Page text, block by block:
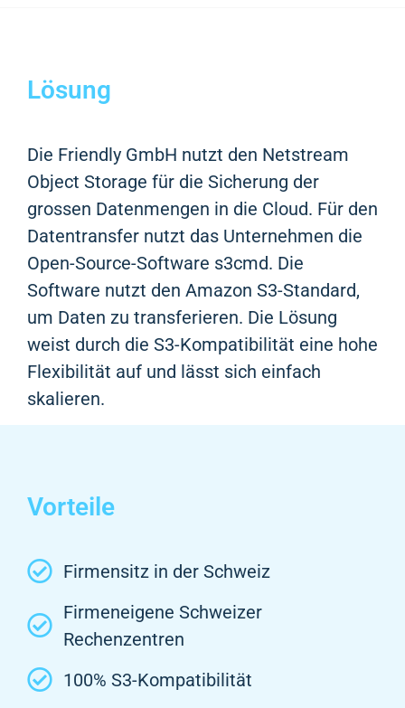
Lösung
Die Friendly GmbH nutzt den Netstream
Object Storage für die Sicherung der
grossen Datenmengen in die Cloud. Für den
Datentransfer nutzt das Unternehmen die
Open-Source-Software s3cmd. Die
Software nutzt den Amazon S3-Standard,
um Daten zu transferieren. Die Lösung
weist durch die S3-Kompatibilität eine hohe
Flexibilität auf und lässt sich einfach
skalieren.
Vorteile
Firmensitz in der Schweiz
Firmeneigene Schweizer
Rechenzentren
100% S3-Kompatibilität